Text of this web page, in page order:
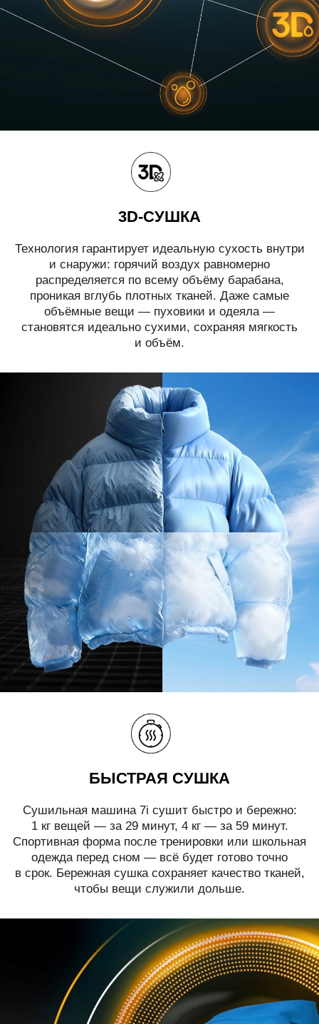
3D-СУШКА
Технология гарантирует идеальную сухость внутри
и снаружи: горячий воздух равномерно
распределяется по всему объёму барабана,
проникая вглубь плотных тканей. Даже самые
объёмные вещи — пуховики и одеяла —
становятся идеально сухими, сохраняя мягкость
и объём.
БЫСТРАЯ СУШКА
Сушильная машина 7i сушит быстро и бережно:
1 кг вещей — за 29 минут, 4 кг — за 59 минут.
Спортивная форма после тренировки или школьная
одежда перед сном — всё будет готово точно
в срок. Бережная сушка сохраняет качество тканей,
чтобы вещи служили дольше.